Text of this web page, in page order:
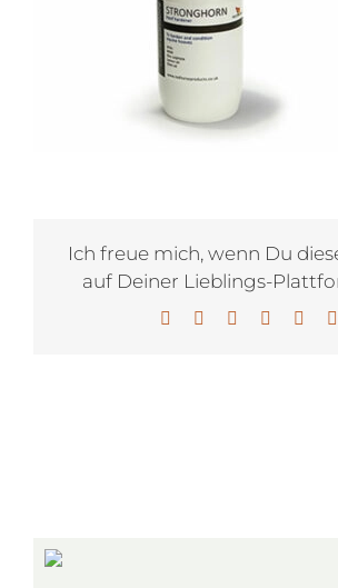
Ich freue mich, wenn Du
auf Deiner Lieblings-
Facebook LinkedInWhatsApp